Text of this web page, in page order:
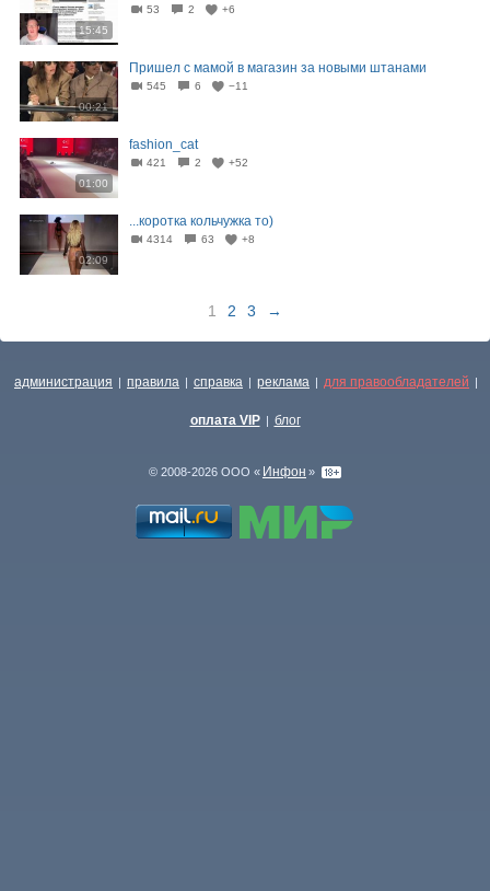
15:45
53 2 +6
00:21
Пришел с мамой в магазин за новыми штанами
545 6 −11
01:00
fashion_cat
421 2 +52
02:09
...коротка кольчужка то)
4314 63 +8
1 2 3 →
администрация | правила | справка | реклама | для правообладателей |
оплата VIP | блог
© 2008-2026 ООО « Инфон »